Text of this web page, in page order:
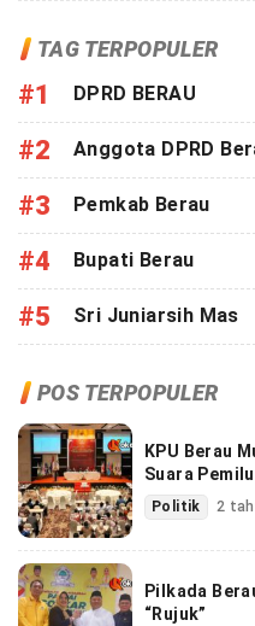
TAG TERPOPULER
#1 DPRD BERAU
#2 Anggota DPRD
#3 Pemkab Berau
#4 Bupati Berau
#5 Sri Juniarsih Mas
POS TERPOPULER
KPU Berau
Suara
Politik 2
Pilkada
“Rujuk”